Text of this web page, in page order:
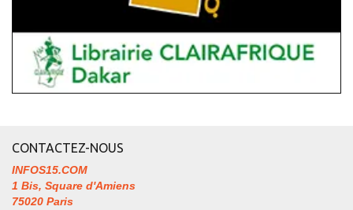
CONTACTEZ-NOUS
INFOS15.COM
1 Bis, Square d'Amiens
75020 Paris